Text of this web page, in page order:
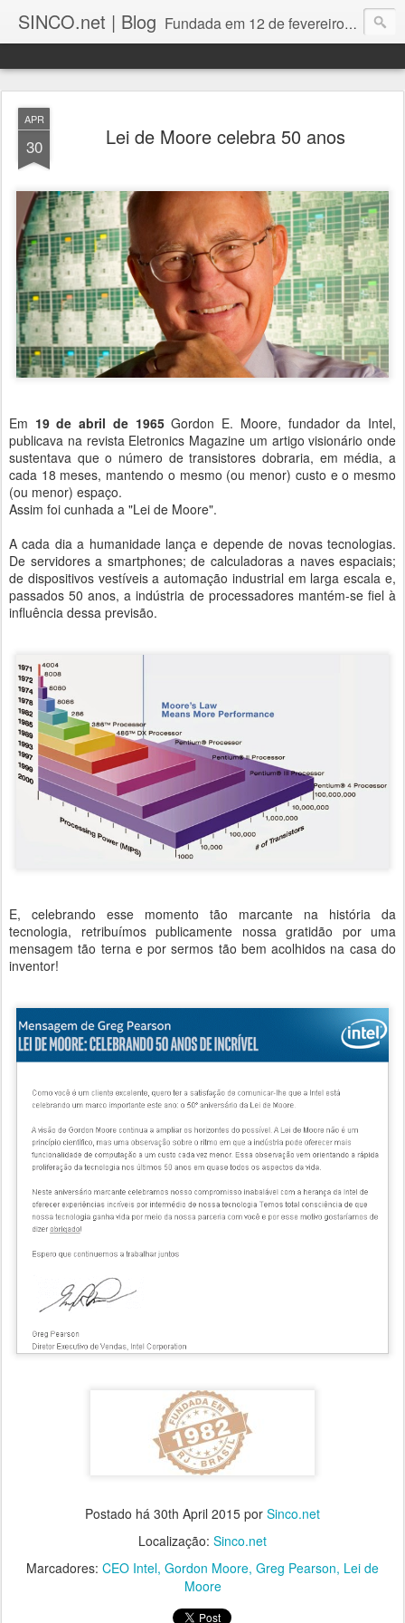
SINCO.net | Blog Fundada em 12 de fevereiro de 1982. Fabricante brasileira de servidores e workstations. Certificações: Intel Technology Provider Platinum, Seagate Storage Solution Provider, Kingston Premium Reseller, Nilko Design Partner.
APR
30 Lei de Moore celebra 50 anos
Em 19 de abril de 1965Gordon E. Moore, fundador da Intel,
publicava na revista Eletronics Magazine um artigo visionário onde
sustentava que o número de transistores dobraria, em média, a
cada 18 meses, mantendo o mesmo (ou menor) custo e o mesmo
(ou menor) espaço.
Assim foi cunhada a "Lei de Moore".
A cada dia a humanidade lança e depende de novas tecnologias.
De servidores a smartphones; de calculadoras a naves espaciais;
de dispositivos vestíveis a automação industrial em larga escala e,
passados 50 anos, a indústria de processadores mantém-se fiel à
influência dessa previsão.
E, celebrando esse momento tão marcante na história da
tecnologia, retribuímos publicamente nossa gratidão por uma
mensagem tão terna e por sermos tão bem acolhidos na casa do
inventor!
Postado há 30th April 2015 por Sinco.net
Localização: Sinco.net
Marcadores: CEO Intel Gordon Moore Greg Pearson Lei de
Moore